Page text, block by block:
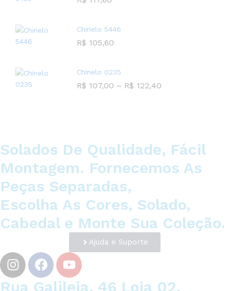
Chinelo 5446
R$ 105,60
Chinelo 0235
R$ 107,00 – R$ 122,40
Solados De Qualidade, Fácil
Montagem. Fornecemos As
Peças Separadas,
Escolha As Cores, Solado,
Cabedal e Monte Sua Coleção.
Ajuda e Suporte
Rua Galileia, 46 Loja 02,